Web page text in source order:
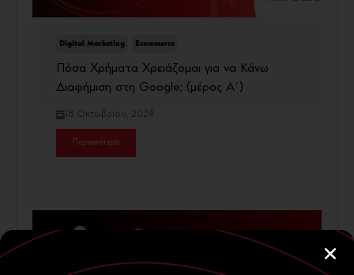
Digital Marketing Ecommerce
Πόσα Χρήματα Χρειάζομαι για να Κάνω
Διαφήμιση στη Google; (μέρος Α΄)
18 Οκτωβρίου, 2024
Περισσότερα